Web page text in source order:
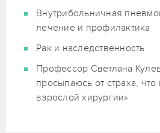
Внутрибольничная
лечение и профилактика
Рак и наследственность
Профессор Светлана
просыпаюсь от страха,
взрослой хирургии»